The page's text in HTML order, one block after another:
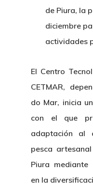
de Piura, la
diciembre
actividades
El Centro
CETMAR,
do Mar, inicia
con el que
adaptación al
pesca
Piura
en la